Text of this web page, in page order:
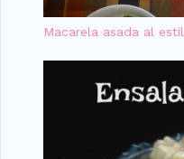
Macarela asada al